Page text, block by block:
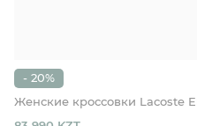
- 20%
Женские кроссовки Lacoste